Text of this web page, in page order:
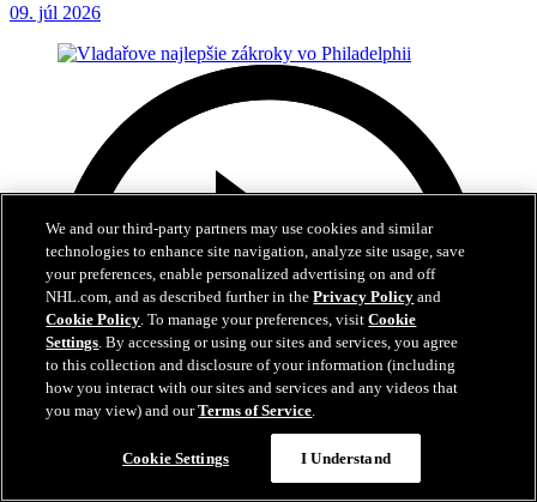
09. júl 2026
We and our third-party partners may use cookies and similar
technologies to enhance site navigation, analyze site usage, save
your preferences, enable personalized advertising on and off
NHL.com, and as described further in thePrivacy Policy and
Cookie Policy. To manage your preferences, visitCookie
Settings. By accessing or using our sites and services, you agree
to this collection and disclosure of your information (including
how you interact with our sites and services and any videos that
you may view) and ourTerms of Service.
Cookie Settings I Understand